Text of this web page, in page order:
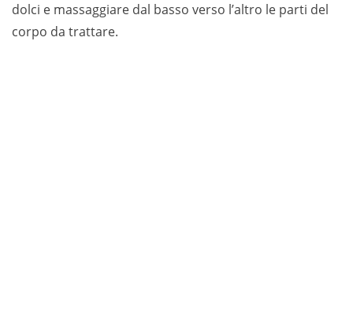
dolci e massaggiare dal basso verso l’altro le parti del
corpo da trattare.